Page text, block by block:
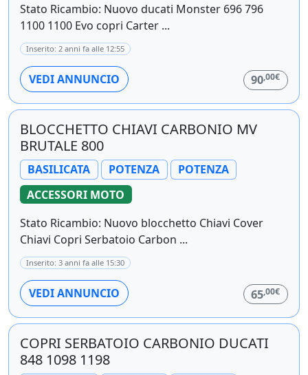
Stato Ricambio: Nuovo ducati Monster 696 796
1100 1100 Evo copri Carter ...
Inserito: 2 anni fa alle 12:55
VEDI ANNUNCIO 90,00€
BLOCCHETTO CHIAVI CARBONIO MV
BRUTALE 800
BASILICATA POTENZA
POTENZA
ACCESSORI MOTO
Stato Ricambio: Nuovo blocchetto Chiavi Cover
Chiavi Copri Serbatoio Carbon ...
Inserito: 3 anni fa alle 15:30
VEDI ANNUNCIO 65,00€
COPRI SERBATOIO CARBONIO DUCATI
848 1098 1198